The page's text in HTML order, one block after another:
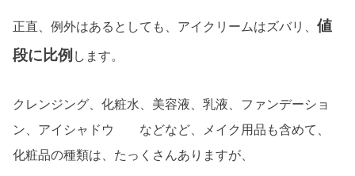
正直、例外はあるとしても、アイクリームはズバリ、値
段に比例 します。
クレンジング、化粧水、美容液、乳液、ファンデーショ
ン、アイシャドウ などなど、メイク用品も含めて、
化粧品の種類は、たっくさんありますが、